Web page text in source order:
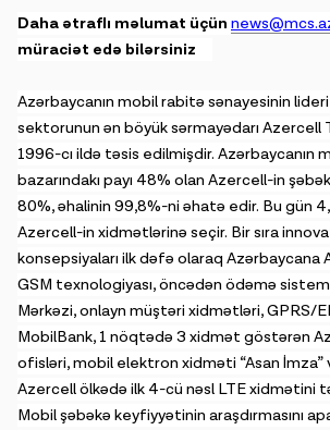
Daha ətraflı məlumat üçün
müraciət edə bilərsiniz
Azərbaycanın mobil rabitə sənayesinin
sektorunun ən böyük sərmayədarı Azercell
1996-cı ildə təsis edilmişdir. Azərbaycanın
bazarındakı payı 48% olan Azercell-in
80%, əhalinin 99,8%-ni əhatə edir. Bu gün
Azercell-in xidmətlərinə seçir. Bir sıra
konsepsiyaları ilk dəfə olaraq Azərbaycana
GSM texnologiyası, öncədən ödəmə
Mərkəzi, onlayn müştəri xidmətləri, GPRS/
MobilBank, 1 nöqtədə 3 xidmət göstərən
ofisləri, mobil elektron xidməti “Asan İmza”
Azercell ölkədə ilk 4-cü nəsl LTE xidmətini
Mobil şəbəkə keyfiyyətinin araşdırmasını